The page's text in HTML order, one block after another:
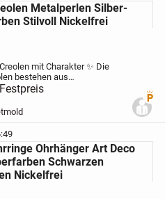
Metalperlen Silber-
Stilvoll Nickelfrei
mit Charakter ✨ Die
bestehen aus
nickelfreiem Material und
mit silber- und
Metallperlen verziert. Mit
Ohrhänger Art Deco
Schwarzen
Nickelfrei